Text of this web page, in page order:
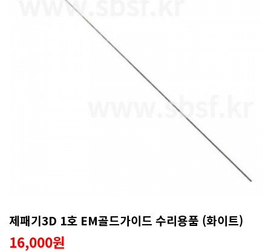
제패기3D 1호 EM골드가이드 수리용품 (화이트)
16,000원